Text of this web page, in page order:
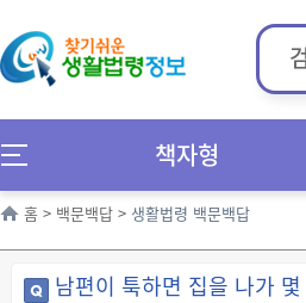
책자형
홈 > 백문백답 > 생활법령 백문백답
남편이 툭하면 집을 나가